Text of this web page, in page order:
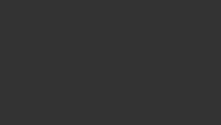
PARA EL CABELLO VOLUMIZING